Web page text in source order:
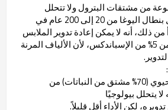
من مشتقات البترول ولا تتحلل
بيولوجيًا. يستغرق تحلل بنطال اليوغا من 20 إلى 200 عام في
ذلك، أنه لا يمكن إعادة تدوير الملابس
التي تحتوي على أكثر من 5% من الإسباندكس، لأن الألياف المرنة
• يقلل الإسباندكس الحيوي (70% مشتق من النباتات) من
يتحلل بيولوجيًا
لكن الأداء أقل قليلاً.